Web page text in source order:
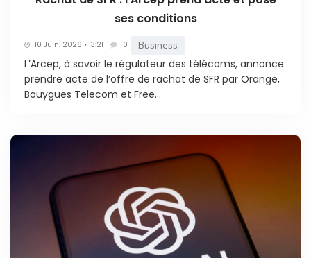
ses conditions
10 Juin. 2026 • 13:21 0 Business
L’Arcep, à savoir le régulateur des télécoms, annonce
prendre acte de l’offre de rachat de SFR par Orange,
Bouygues Telecom et Free...